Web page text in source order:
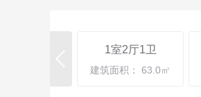
1室2厅1卫
建筑面积： 63.0㎡